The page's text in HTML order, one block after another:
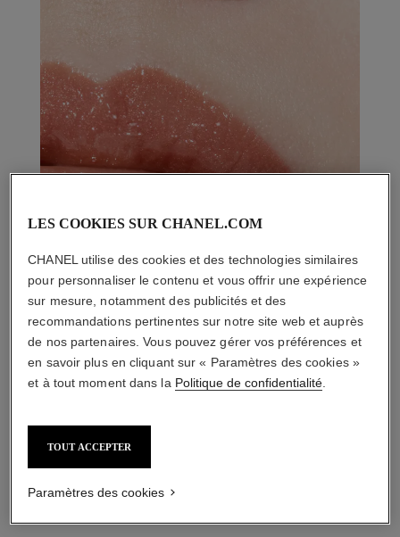
L'ACCORD PARFAIT
LES COOKIES SUR CHANEL.COM
CHANEL utilise des cookies et des technologies similaires
pour personnaliser le contenu et vous offrir une expérience
sur mesure, notamment des publicités et des
recommandations pertinentes sur notre site web et auprès
de nos partenaires. Vous pouvez gérer vos préférences et
en savoir plus en cliquant sur « Paramètres des cookies »
et à tout moment dans la Politique de confidentialité.
TOUT ACCEPTER
Paramètres des cookies